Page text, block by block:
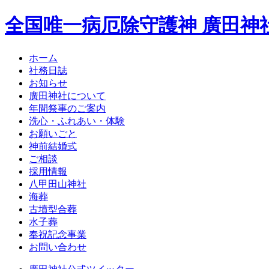
全国唯一病厄除守護神 廣田神
ホーム
社務日誌
お知らせ
廣田神社について
年間祭事のご案内
洗心・ふれあい・体験
お願いごと
神前結婚式
ご相談
採用情報
八甲田山神社
海葬
古墳型合葬
水子葬
奉祝記念事業
お問い合わせ